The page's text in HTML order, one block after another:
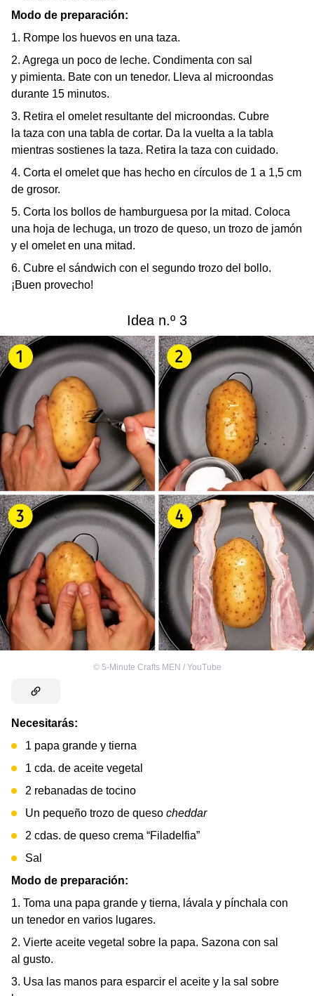
Modo de preparación:
1. Rompe los huevos en una taza.
2. Agrega un poco de leche. Condimenta con sal
y pimienta. Bate con un tenedor. Lleva al microondas
durante 15 minutos.
3. Retira el omelet resultante del microondas. Cubre
la taza con una tabla de cortar. Da la vuelta a la tabla
mientras sostienes la taza. Retira la taza con cuidado.
4. Corta el omelet que has hecho en círculos de 1 a 1,5 cm
de grosor.
5. Corta los bollos de hamburguesa por la mitad. Coloca
una hoja de lechuga, un trozo de queso, un trozo de jamón
y el omelet en una mitad.
6. Cubre el sándwich con el segundo trozo del bollo.
¡Buen provecho!
Idea n.º 3
© 5-Minute Crafts MEN / YouTube
Necesitarás:
1 papa grande y tierna
1 cda. de aceite vegetal
2 rebanadas de tocino
Un pequeño trozo de queso cheddar
2 cdas. de queso crema “Filadelfia”
Sal
Modo de preparación:
1. Toma una papa grande y tierna, lávala y pínchala con
un tenedor en varios lugares.
2. Vierte aceite vegetal sobre la papa. Sazona con sal
al gusto.
3. Usa las manos para esparcir el aceite y la sal sobre